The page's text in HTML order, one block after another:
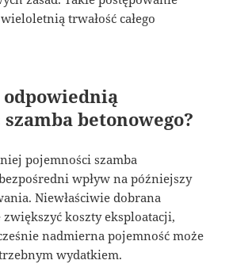
trwałość całego
odpowiednią
betonowego?
pojemności szamba
wpływ na późniejszy
Niewłaściwie dobrana
koszty eksploatacji,
nadmierna pojemność może
wydatkiem.